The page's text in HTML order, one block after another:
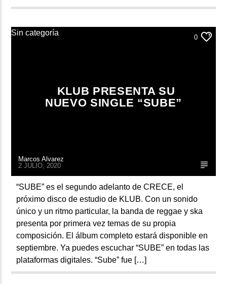
Sin categoría
0
KLUB PRESENTA SU
NUEVO SINGLE “SUBE”
Marcos Alvarez
2 JULIO, 2020
“SUBE” es el segundo adelanto de CRECE, el
próximo disco de estudio de KLUB. Con un sonido
único y un ritmo particular, la banda de reggae y ska
presenta por primera vez temas de su propia
composición. El álbum completo estará disponible en
septiembre. Ya puedes escuchar “SUBE” en todas las
plataformas digitales. “Sube” fue […]